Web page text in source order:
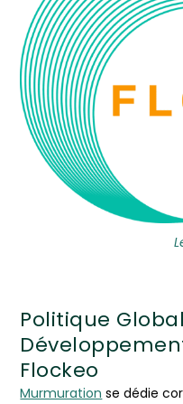
Politique
Flockeo
Murmuration se dédie